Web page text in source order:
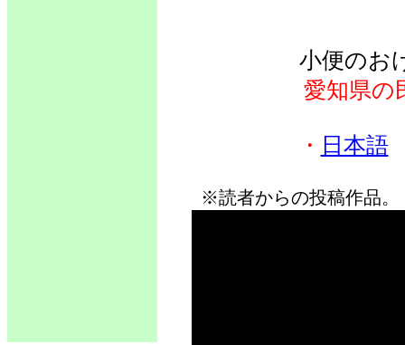
小便のお
愛知県の
・ 日本語
※読者からの投稿作品